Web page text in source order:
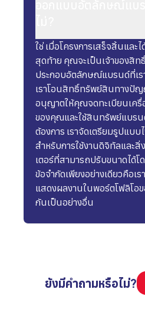
ใช่ เมื่อโครงการเสร็จสิ้นและ
สุดท้าย คุณจะเป็นเจ้าของสิ
ประกอบอัตลักษณ์แบรนด์ที่เ
เราโอนสิทธิ์ทรัพย์สินทางปั
อนุญาตให้คุณจดทะเบียนเครื่
ของคุณและใช้สินทรัพย์แบร
ต้องการ เราจัดเตรียมรูปแบ
สำหรับการใช้งานดิจิทัลและ
เตอร์ที่สามารถปรับขนาดได้
ข้อจำกัดเพียงอย่างเดียวคือเ
แสดงผลงานในพอร์ตโฟลิโอข
กันเป็นอย่างอื่น
ยังมีคำถามหรือไม่?